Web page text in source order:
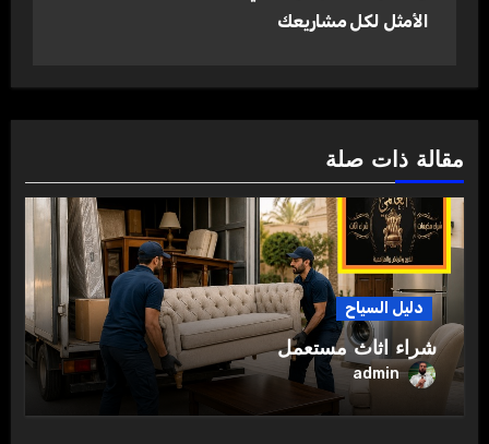
الأمثل لكل مشاريعك
مقالة ذات صلة
دليل السياح
شراء اثاث مستعمل
admin